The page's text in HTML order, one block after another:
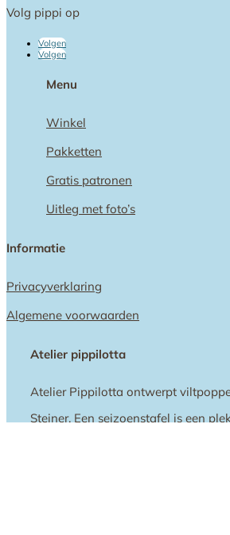
Volg pippi op
Volgen
Volgen
Menu
Winkel
Pakketten
Gratis patronen
Uitleg met foto’s
Informatie
Privacyverklaring
Algemene voorwaarden
Atelier pippilotta
Atelier Pippilotta ontwerpt
Steiner. Een seizoenstafel is een